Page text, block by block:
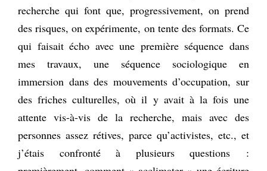
recherche qui font que, progressivement, on prend
des risques, on expérimente, on tente des formats. Ce
qui faisait écho avec une première séquence dans
mes travaux, une séquence sociologique en
immersion dans des mouvements d’occupation, sur
des friches culturelles, où il y avait à la fois une
attente vis-à-vis de la recherche, mais avec des
personnes assez rétives, parce qu’activistes, etc., et
j’étais confronté à plusieurs questions :